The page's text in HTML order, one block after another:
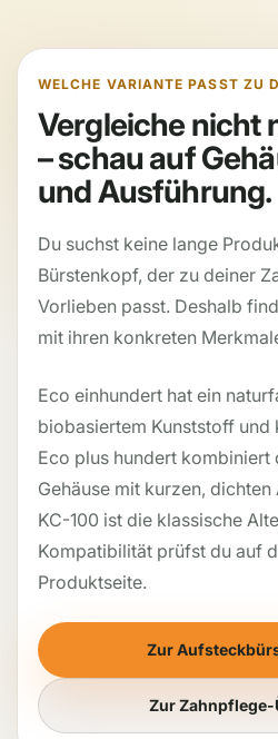
WELCHE VARIANTE PASST ZU
Vergleiche nicht
– schau auf
und Ausführung.
Du suchst keine lange
Bürstenkopf, der zu deiner
Vorlieben passt. Deshalb
mit ihren konkreten
Eco einhundert hat ein
biobasiertem Kunststoff und
Eco plus hundert kombiniert
Gehäuse mit kurzen,
KC-100 ist die klassische
Kompatibilität prüfst du auf
Produktseite.
Zur
Zur